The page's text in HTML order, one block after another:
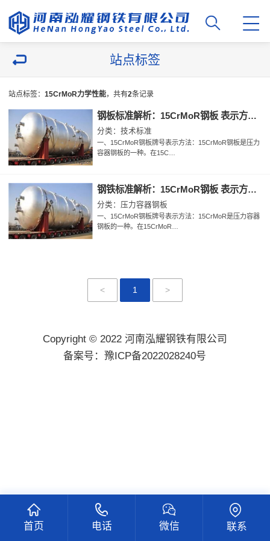
站点标签
站点标签： 15CrMoR力学性能，共有2条记录
钢板标准解析：15CrMoR钢板 表示方法 执行标准 交货状态 化学成分 力学性能 工艺性能 高温力学性能 检验规则 探伤检测 表面质量 验收规则等
分类：技术标准
一、15CrMoR钢板牌号表示方法：15CrMoR钢板是压力
容器钢板的一种。在15C…
钢铁标准解析：15CrMoR钢板 表示方法 执行标准 交货状态 化学成分 力学性能 工艺性能 高温力学性能 试验方法 探伤检测 表面质量 验收规则等
分类：压力容器钢板
一、15CrMoR钢板牌号表示方法：15CrMoR是压力容器
钢板的一种。在15CrMoR…
< 1 >
首页 电话 微信 联系
Copyright © 2022 河南泓耀钢铁有限公司
备案号：豫ICP备2022028240号